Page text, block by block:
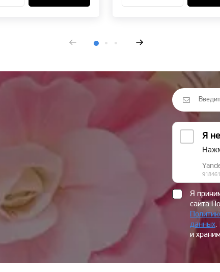
Я
сайта
данных.
и